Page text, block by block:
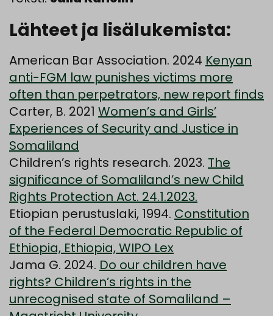
Lähteet ja lisälukemista:
American Bar Association. 2024 Kenyan
anti-FGM law punishes victims more
often than perpetrators, new report finds
Carter, B. 2021 Women’s and Girls’
Experiences of Security and Justice in
Somaliland
Children’s rights research. 2023. The
significance of Somaliland’s new Child
Rights Protection Act. 24.1.2023.
Etiopian perustuslaki, 1994. Constitution
of the Federal Democratic Republic of
Ethiopia, Ethiopia, WIPO Lex
Jama G. 2024. Do our children have
rights? Children’s rights in the
unrecognised state of Somaliland –